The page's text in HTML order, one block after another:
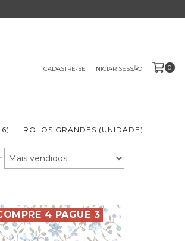
CADASTRE-SE INICIAR SESSÃO 0
ROLOS GRANDES (UNIDADE)
4 PAGUE 3